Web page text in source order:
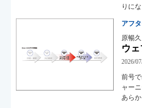
りに
アフ
原暢久
ウ
2026/
前号
ャー
あら